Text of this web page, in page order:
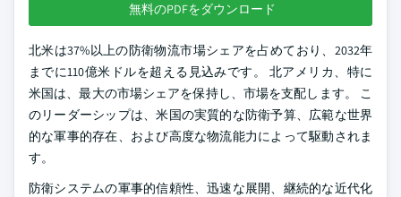
無料のPDFをダウンロード
北米は37%以上の防衛物流市場シェアを占めており、2032年
までに110億米ドルを超える見込みです。 北アメリカ、特に
米国は、最大の市場シェアを保持し、市場を支配します。 こ
のリーダーシップは、米国の実質的な防衛予算、広範な世界
的な軍事的存在、および高度な物流能力によって駆動されま
す。
防衛システムの軍事的信頼性、迅速な展開、継続的な近代化